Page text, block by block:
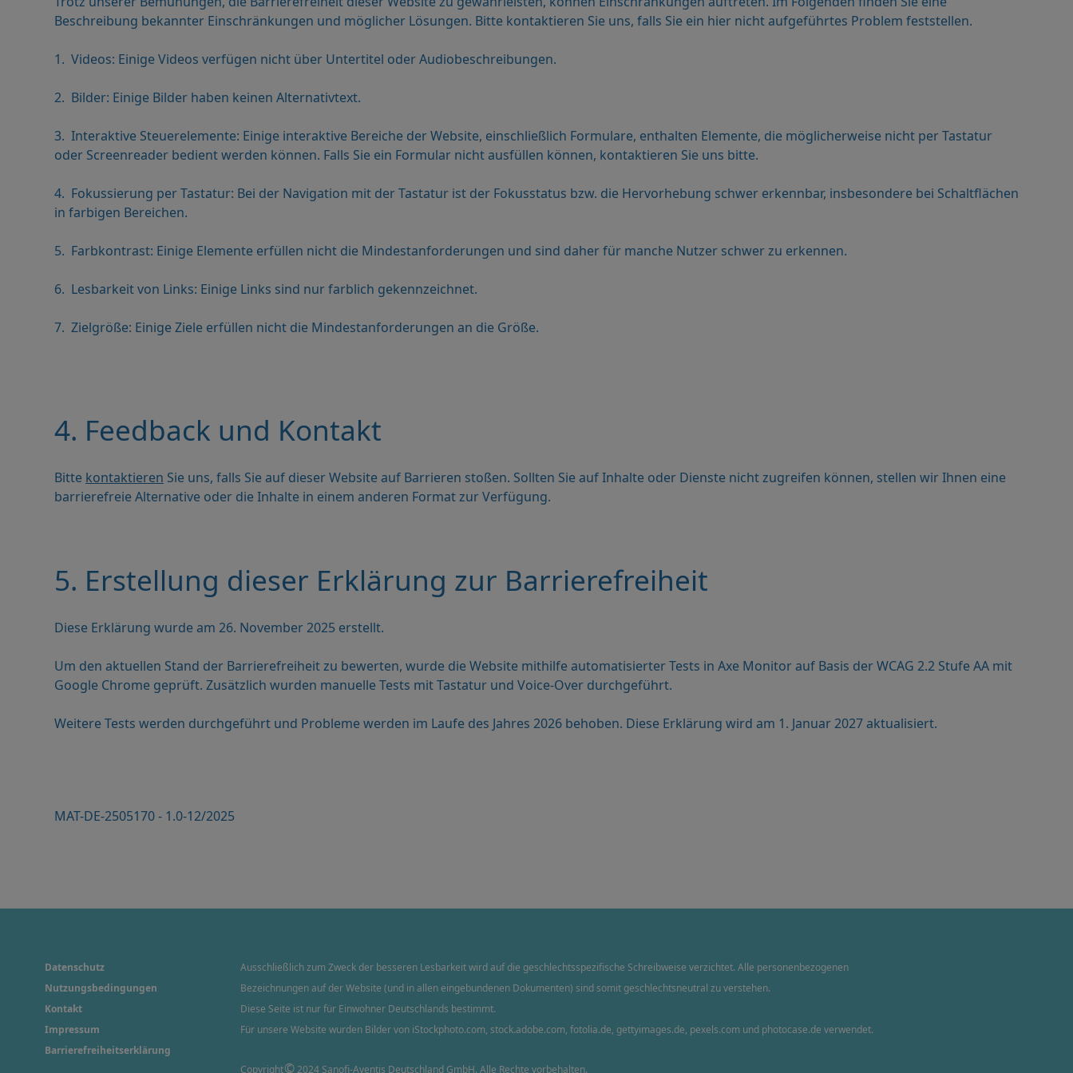
Beschreibung bekannter Einschränkungen und möglicher Lösungen. Bitte kontaktieren Sie uns, falls Sie ein hier nicht aufgeführtes Problem feststellen.
1. Videos: Einige Videos verfügen nicht über Untertitel oder Audiobeschreibungen.
2. Bilder: Einige Bilder haben keinen Alternativtext.
3. Interaktive Steuerelemente: Einige interaktive Bereiche der Website, einschließlich Formulare, enthalten Elemente, die möglicherweise nicht per Tastatur
oder Screenreader bedient werden können. Falls Sie ein Formular nicht ausfüllen können, kontaktieren Sie uns bitte.
4. Fokussierung per Tastatur: Bei der Navigation mit der Tastatur ist der Fokusstatus bzw. die Hervorhebung schwer erkennbar, insbesondere bei Schaltflächen
in farbigen Bereichen.
5. Farbkontrast: Einige Elemente erfüllen nicht die Mindestanforderungen und sind daher für manche Nutzer schwer zu erkennen.
6. Lesbarkeit von Links: Einige Links sind nur farblich gekennzeichnet.
7. Zielgröße: Einige Ziele erfüllen nicht die Mindestanforderungen an die Größe.
4. Feedback und Kontakt
Bitte kontaktieren Sie uns, falls Sie auf dieser Website auf Barrieren stoßen. Sollten Sie auf Inhalte oder Dienste nicht zugreifen können, stellen wir Ihnen eine
barrierefreie Alternative oder die Inhalte in einem anderen Format zur Verfügung.
5. Erstellung dieser Erklärung zur Barrierefreiheit
Diese Erklärung wurde am 26. November 2025 erstellt.
Um den aktuellen Stand der Barrierefreiheit zu bewerten, wurde die Website mithilfe automatisierter Tests in Axe Monitor auf Basis der WCAG 2.2 Stufe AA mit
Google Chrome geprüft. Zusätzlich wurden manuelle Tests mit Tastatur und Voice-Over durchgeführt.
Weitere Tests werden durchgeführt und Probleme werden im Laufe des Jahres 2026 behoben. Diese Erklärung wird am 1. Januar 2027 aktualisiert.
MAT-DE-2505170 - 1.0-12/2025
Datenschutz
Nutzungsbedingungen
Kontakt
Impressum
Barrierefreiheitserklärung
Ausschließlich zum Zweck der besseren Lesbarkeit wird auf die geschlechtsspezifische Schreibweise verzichtet. Alle personenbezogenen
Bezeichnungen auf der Website (und in allen eingebundenen Dokumenten) sind somit geschlechtsneutral zu verstehen.
Diese Seite ist nur für Einwohner Deutschlands bestimmt.
Für unsere Website wurden Bilder von iStockphoto.com,stock.adobe.com,fotolia.de,gettyimages.de, pexels.com und photocase.de verwendet.
Copyright©2024 Sanofi-Aventis Deutschland GmbH. Alle Rechte vorbehalten.